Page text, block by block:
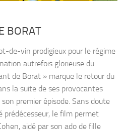
BORAT
de-vin prodigieux pour le régime
autrefois glorieuse du
de Borat » marque le retour du
la suite de ses provocantes
premier épisode. Sans doute
prédécesseur, le film permet
aidé par son ado de fille